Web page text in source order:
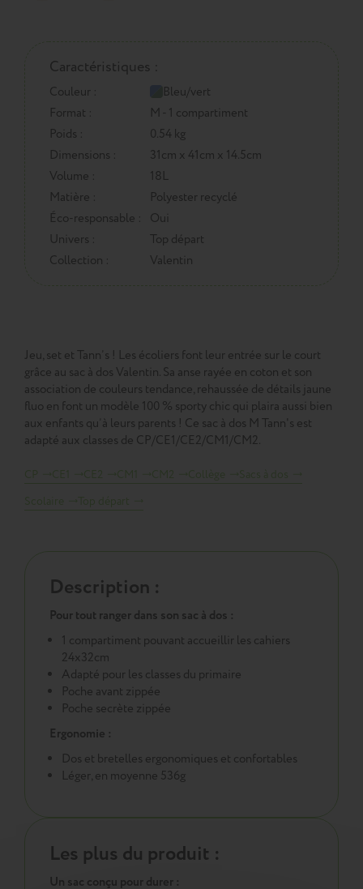
Caractéristiques :
Couleur :
Bleu/vert
Format :
M - 1 compartiment
Poids :
0.54 kg
Dimensions :
31cm x 41cm x 14.5cm
Volume :
18L
Matière :
Polyester recyclé
Éco-responsable :
Oui
Univers :
Top départ
Collection :
Valentin
Jeu, set et Tann’s ! Les écoliers font leur entrée sur le court
grâce au sac à dos Valentin. Sa anse rayée en coton et son
association de couleurs tendance, rehaussée de détails jaune
fluo en font un modèle 100 % sporty chic qui plaira aussi bien
aux enfants qu’à leurs parents ! Ce sac à dos M Tann's est
adapté aux classes de CP/CE1/CE2/CM1/CM2.
Description :
Pour tout ranger dans son sac à dos :
1 compartiment pouvant accueillir les cahiers
24x32cm
Adapté pour les classes du primaire
Poche avant zippée
Poche secrète zippée
Ergonomie :
Dos et bretelles ergonomiques et confortables
Léger, en moyenne 536g
Les plus du produit :
Un sac conçu pour durer :